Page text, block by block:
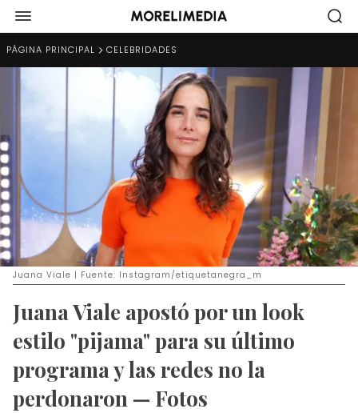
PÁGINA PRINCIPAL CELEBRIDADES
Juana Viale | Fuente: Instagram/etiquetanegra_m
Juana Viale apostó por un look
estilo "pijama" para su último
programa y las redes no la
perdonaron — Fotos